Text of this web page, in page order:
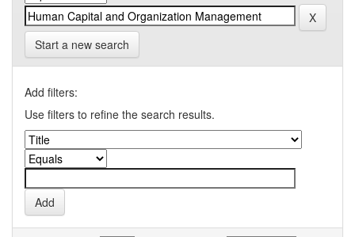
Start a new search
Add filters:
Use filters to refine the search results.